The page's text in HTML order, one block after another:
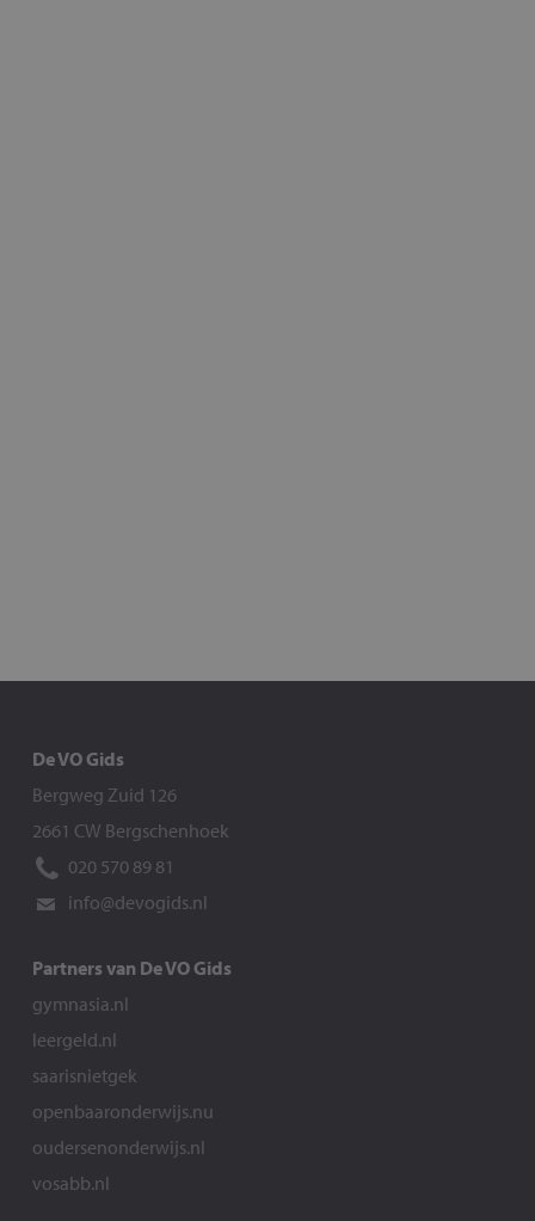
De VO Gids
Bergweg Zuid 126
2661 CW Bergschenhoek
020 570 89 81
info@devogids.nl
Partners van De VO Gids
gymnasia.nl
leergeld.nl
saarisnietgek
openbaaronderwijs.nu
oudersenonderwijs.nl
vosabb.nl